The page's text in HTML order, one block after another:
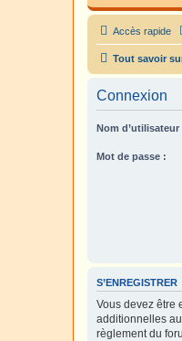
Accès rapide
Tout savoir
Connexion
Nom d’utilisateur
Mot de passe :
S’ENREGISTRER
Vous devez être
additionnelles
règlement du